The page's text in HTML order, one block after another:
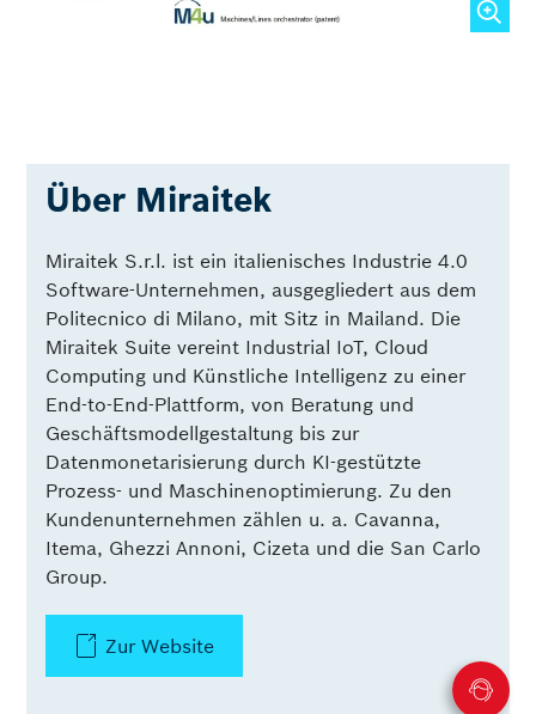
Über Miraitek
Miraitek S.r.l. ist ein italienisches Industrie 4.0
Software-Unternehmen, ausgegliedert aus dem
Politecnico di Milano, mit Sitz in Mailand. Die
Miraitek Suite vereint Industrial IoT, Cloud
Computing und Künstliche Intelligenz zu einer
End-to-End-Plattform, von Beratung und
Geschäftsmodellgestaltung bis zur
Datenmonetarisierung durch KI-gestützte
Prozess- und Maschinenoptimierung. Zu den
Kundenunternehmen zählen u. a. Cavanna,
Itema, Ghezzi Annoni, Cizeta und die San Carlo
Group.
Zur Website